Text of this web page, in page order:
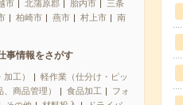
市 北蒲原郡 胎内市
三条
柏崎市 燕市 村上市
南
事情報をさがす
工）
軽作業（仕分け・ピッ
商品管理）
食品加工
フォ